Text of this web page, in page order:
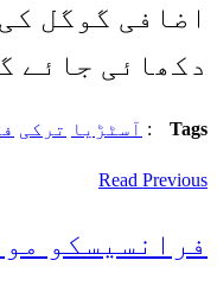
اضافی گوگل
دکھائی جائے
Tags
: آسٹڑیا ترکی
Read Previous
فرانسیسکو